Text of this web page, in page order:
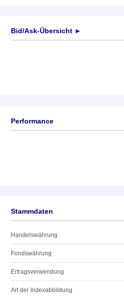
Bid/Ask-Übersicht ►
Performance
Stammdaten
Handelswährung
Fondswährung
Ertragsverwendung
Art der Indexabbildung